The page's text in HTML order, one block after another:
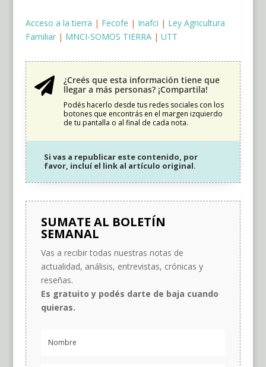
Acceso a la tierra | Fecofe | Inafci | Ley Agricultura
Familiar| MNCI-SOMOS TIERRA| UTT

¿Creés que esta información tiene que
llegar a más personas? ¡Compartila!
Podés hacerlo desde tus redes sociales con los
botones que encontrás en el margen izquierdo
de tu pantalla o al final de cada nota.
Si vas a republicar este contenido, por
favor, incluí el link al artículo original.
SUMATE AL BOLETÍN
SEMANAL
Vas a recibir todas nuestras notas de
actualidad, análisis, entrevistas, crónicas y
reseñas.
Es gratuito y podés darte de baja cuando
quieras.